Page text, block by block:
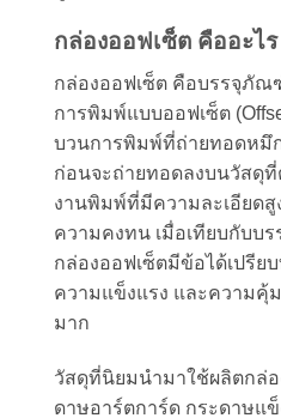
กล่องออฟเซ็ต คืออะไร
กล่องออฟเซ็ต คือบรรจุภัณ
การพิมพ์แบบออฟเซ็ต
บวนการพิมพ์ที่ถ่ายทอดหมึ
ก่อนจะถ่ายทอดลงบนวัสดุ
งานพิมพ์ที่มีความละเอียดสู
ความคงทน เมื่อเทียบกับบ
กล่องออฟเซ็ตมีข้อได้เปรีย
ความแข็งแรง และความคุ้
มาก
วัสดุที่นิยมนำมาใช้ผลิตกล่อ
ดาษอาร์ตการ์ด กระดาษแ